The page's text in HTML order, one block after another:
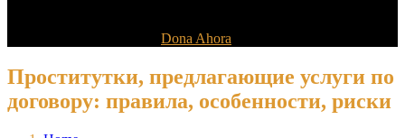
Dona Ahora
Проститутки, предлагающие услуги по
договору: правила, особенности, риски